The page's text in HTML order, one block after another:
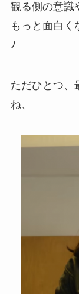
観る側の意識
もっと面白く
ﾉ
ただひとつ、
ね、